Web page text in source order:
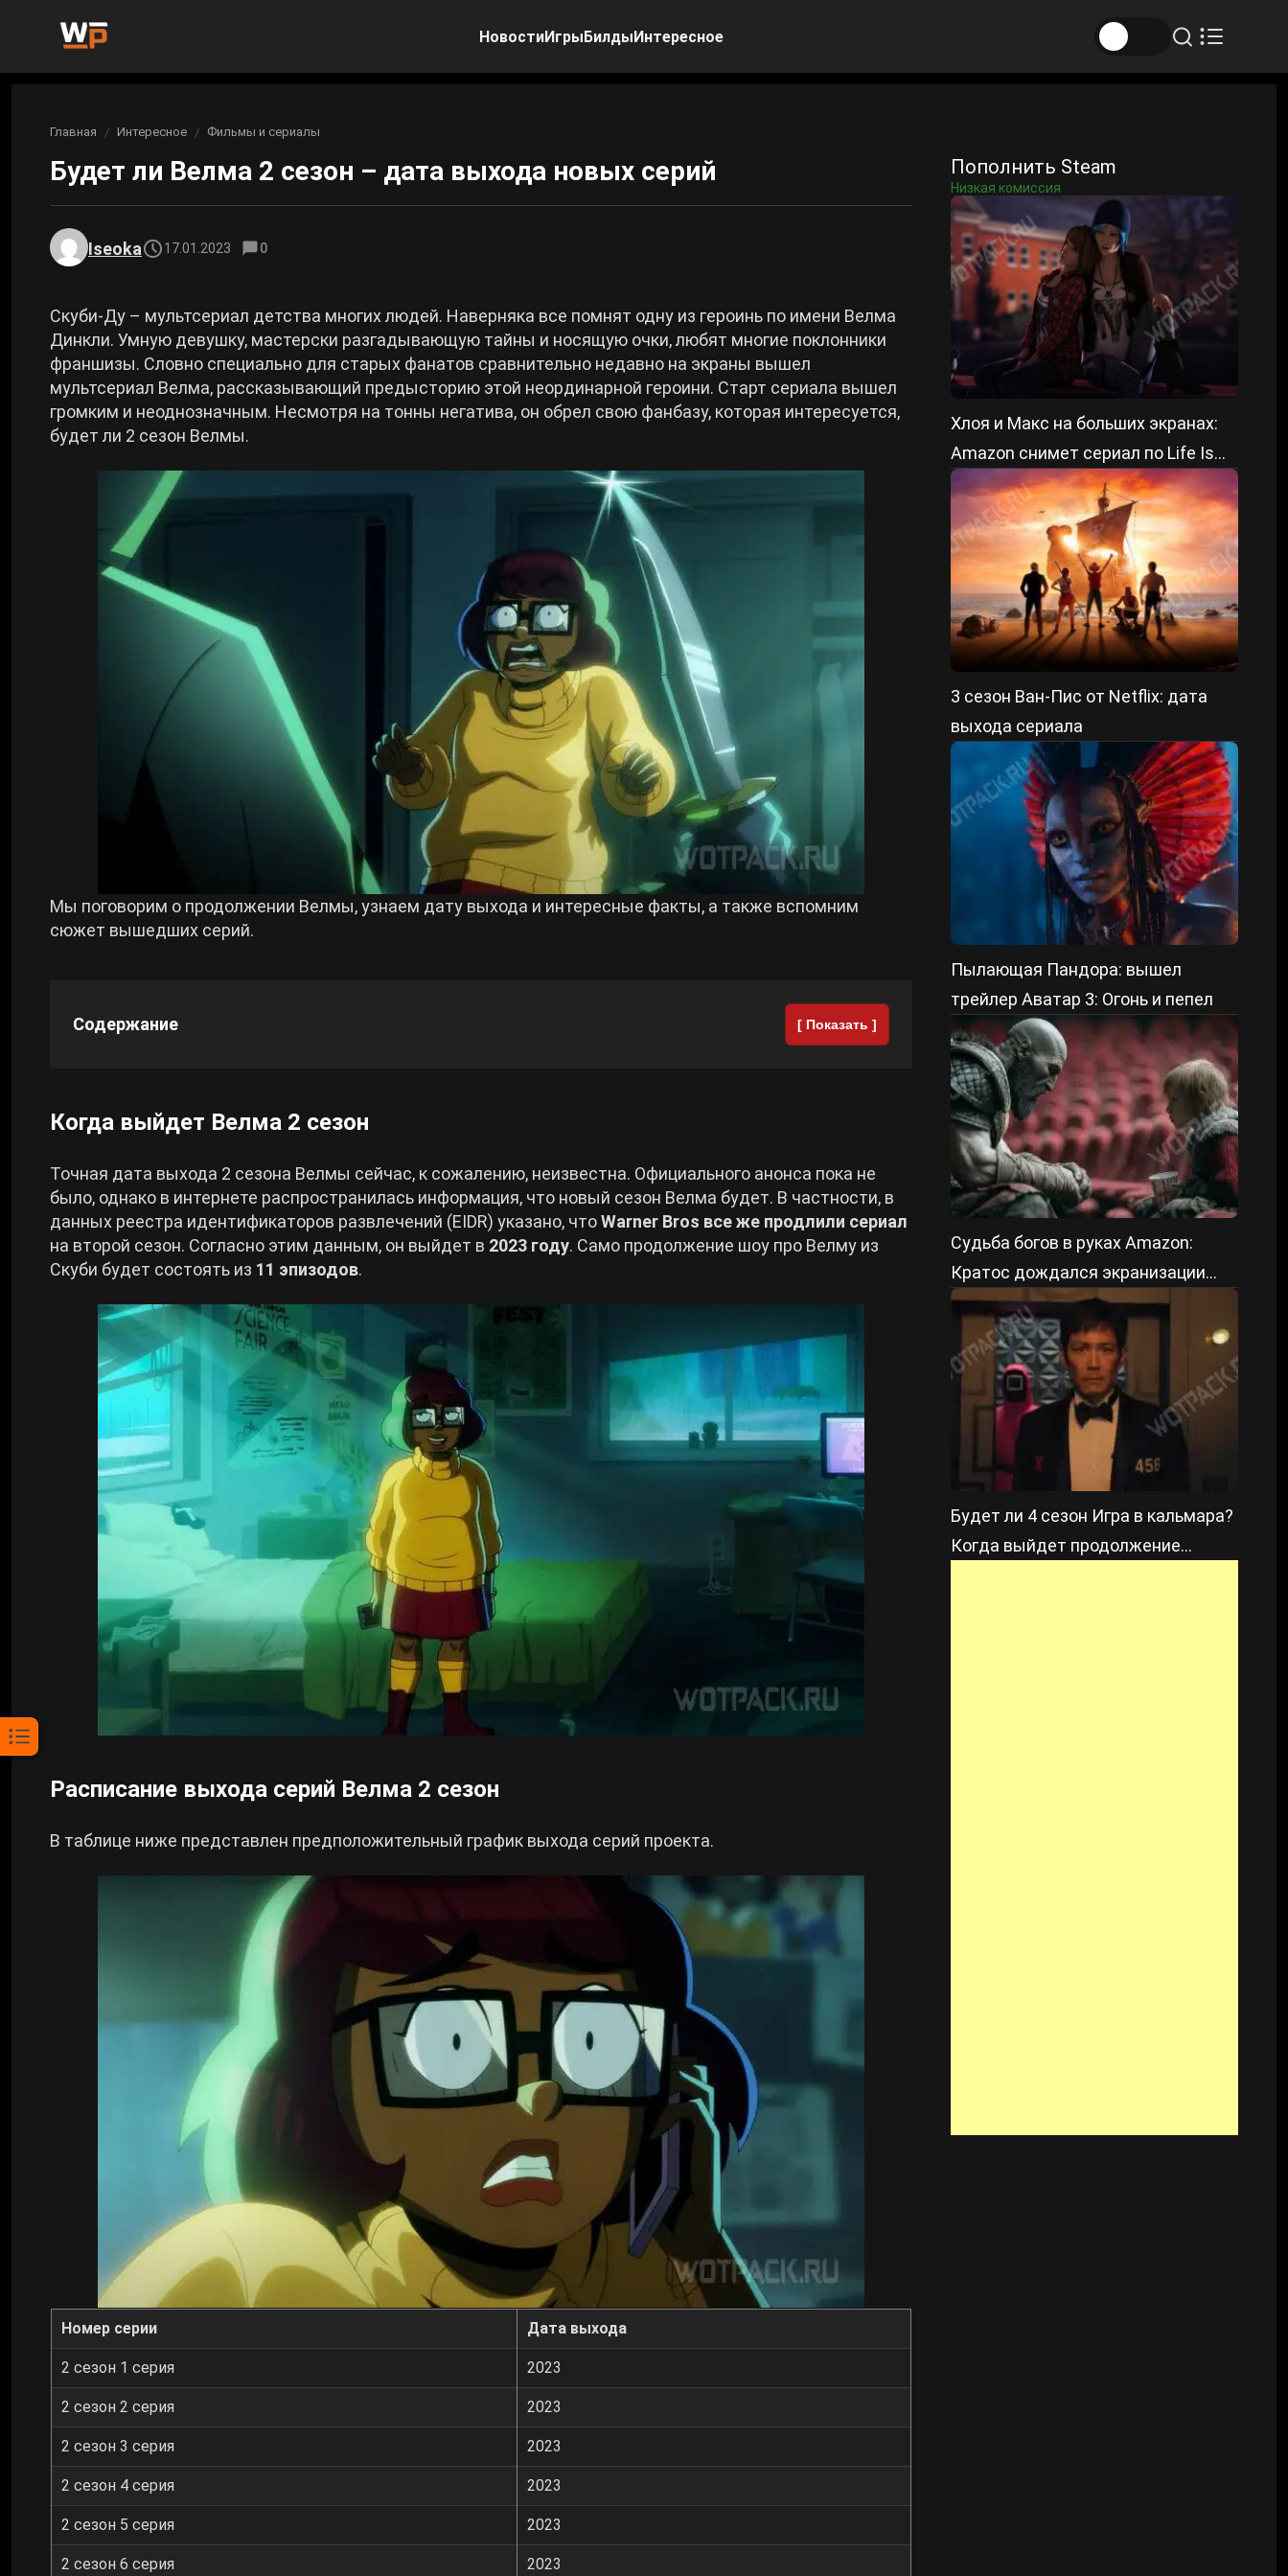
НовостиИгрыБилдыИнтересное
Новости Genshin Impact
Новости Honkai: Star Rail
Новости Zenless Zone Zero
Genshin Impact
Honkai: Star Rail
Neverness to Everness
Gothic 1 Remake
Arknights: Endfield
Crimson Desert
Zenless Zone Zero
Kingdom Come: Deliverance 2
Wuthering Waves
Cyberpunk 2077
Билды
Билды Genshin Impact
Билды Zenless Zone Zero
Билды Neverness to Everness
Билды Arknights: Endfield
Билды Wuthering Waves
Билды Cyberpunk 2077
Билды Path of Exile 2
Интересное
Аниме
Фильмы и сериалы
Вы здесь:
Главная Интересное Фильмы и сериалы
Будет ли Велма 2 сезон – дата выхода новых серий
Iseoka 17.01.2023 0
Скуби-Ду ­– мультсериал детства многих людей. Наверняка все помнят одну из героинь по имени Велма
Динкли. Умную девушку, мастерски разгадывающую тайны и носящую очки, любят многие поклонники
франшизы. Словно специально для старых фанатов сравнительно недавно на экраны вышел
мультсериал Велма, рассказывающий предысторию этой неординарной героини. Старт сериала вышел
громким и неоднозначным. Несмотря на тонны негатива, он обрел свою фанбазу, которая интересуется,
будет ли 2 сезон Велмы.
Мы поговорим о продолжении Велмы, узнаем дату выхода и интересные факты, а также вспомним
сюжет вышедших серий.
Содержание [ Показать ]
Когда выйдет Велма 2 сезон
Точная дата выхода 2 сезона Велмы сейчас, к сожалению, неизвестна. Официального анонса пока не
было, однако в интернете распространилась информация, что новый сезон Велма будет. В частности, в
данных реестра идентификаторов развлечений (EIDR) указано, чтоWarner Bros все же продлили сериал
на второй сезон. Согласно этим данным, он выйдет в 2023 году. Само продолжение шоу про Велму из
Скуби будет состоять из 11 эпизодов.
Расписание выхода серий Велма 2 сезон
В таблице ниже представлен предположительный график выхода серий проекта.
Номер серии Дата выхода
2 сезон 1 серия 2023
2 сезон 2 серия 2023
2 сезон 3 серия 2023
2 сезон 4 серия 2023
2 сезон 5 серия 2023
2 сезон 6 серия 2023
Пополнить Steam
Низкая комиссия
Хлоя и Макс на больших экранах:
Amazon снимет сериал по Life Is
Strange
3 сезон Ван-Пис от Netflix: дата
выхода сериала
Пылающая Пандора: вышел
трейлер Аватар 3: Огонь и пепел
Судьба богов в руках Amazon:
Кратос дождался экранизации
сериала по God of War
Будет ли 4 сезон Игра в кальмара?
Когда выйдет продолжение